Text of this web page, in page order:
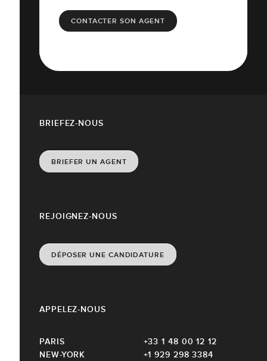
CONTACTER SON AGENT
REJOIGNEZ-NOUS
DÉPOSER UNE CANDIDATURE
APPELEZ-NOUS
PARIS
+33 1 48 00 12 12
NEW-YORK
+1 929 298 3384
BRIEFEZ-NOUS
BRIEFER UN AGENT